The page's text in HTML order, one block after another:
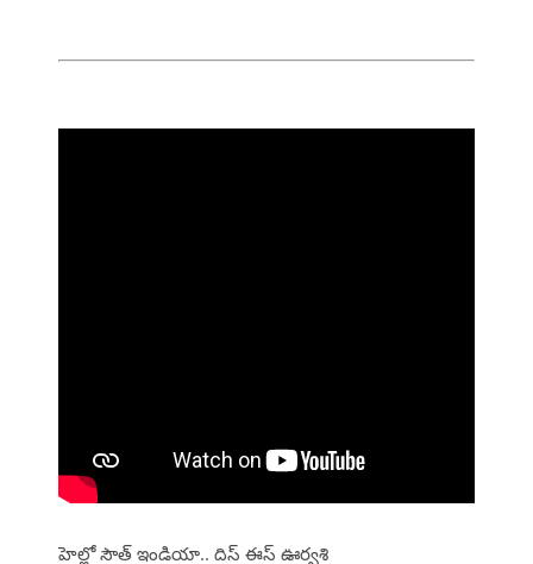
హెల్లో సౌత్ ఇండియా.. దిస్ ఈస్ ఊర్వశి